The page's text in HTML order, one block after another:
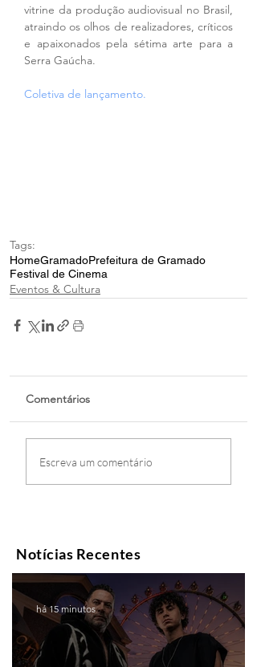
vitrine da produção audiovisual no Brasil,
atraindo os olhos de realizadores, críticos
e apaixonados pela sétima arte para a
Serra Gaúcha.
Coletiva de lançamento.
Tags:
HomeGramadoPrefeitura de Gramado
Festival de Cinema
Eventos & Cultura
Comentários
Escreva um comentário
Notícias Recentes
há 15 minutos